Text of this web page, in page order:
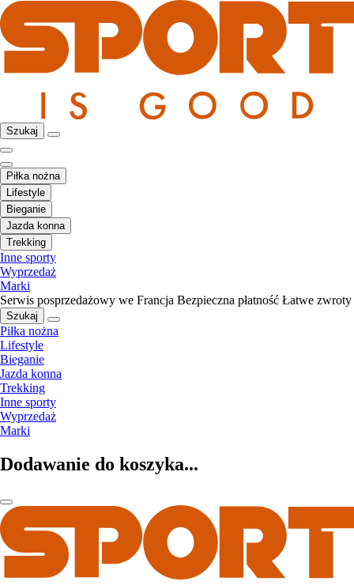
Szukaj
Piłka nożna
Lifestyle
Bieganie
Jazda konna
Trekking
Inne sporty
Wyprzedaż
Marki
Serwis posprzedażowy we Francja Bezpieczna płatność Łatwe zwroty
Szukaj
Piłka nożna
Lifestyle
Bieganie
Jazda konna
Trekking
Inne sporty
Wyprzedaż
Marki
Dodawanie do koszyka...